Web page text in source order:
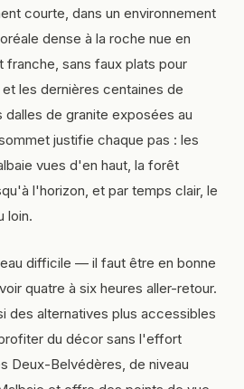
courte, dans un environnement
dense à la roche nue en
franche, sans faux plats pour
les dernières centaines de
de granite exposées au
justifie chaque pas : les
vues d'en haut, la forêt
l'horizon, et par temps clair, le
loin.
difficile — il faut être en bonne
quatre à six heures aller-retour.
des alternatives plus accessibles
du décor sans l'effort
Deux-Belvédères, de niveau